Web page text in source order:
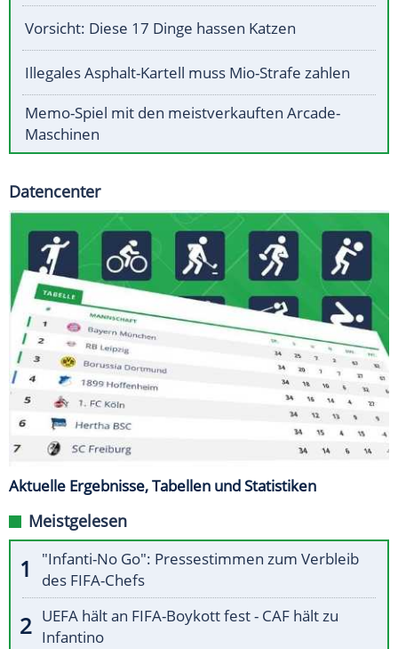
Vorsicht: Diese 17 Dinge hassen Katzen
Illegales Asphalt-Kartell muss Mio-Strafe zahlen
Memo-Spiel mit den meistverkauften Arcade-
Maschinen
Datencenter
Aktuelle Ergebnisse, Tabellen und Statistiken
Meistgelesen
"Infanti-No Go": Pressestimmen zum Verbleib
des FIFA-Chefs
UEFA hält an FIFA-Boykott fest - CAF hält zu
Infantino